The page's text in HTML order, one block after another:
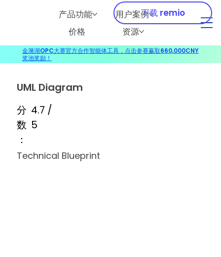
产品功能
用户案例
价格
资源
下载 remio
UML Diagram
分
数
：
4.7 /
5
Technical Blueprint
金漪湖OPC大赛官方合作智能体工具，点击参赛赢取660,000CNY
奖池奖励！